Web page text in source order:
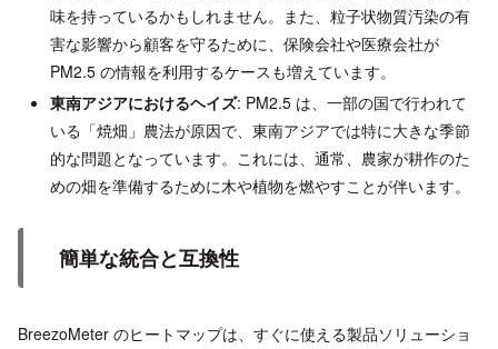
味を持っているかもしれません。また、粒子状物質汚染の有
害な影響から顧客を守るために、保険会社や医療会社が
PM2.5 の情報を利用するケースも増えています。
東南アジアにおけるヘイズ: PM2.5 は、一部の国で行われて
いる「焼畑」農法が原因で、東南アジアでは特に大きな季節
的な問題となっています。これには、通常、農家が耕作のた
めの畑を準備するために木や植物を燃やすことが伴います。
簡単な統合と互換性
BreezoMeter のヒートマップは、すぐに使える製品ソリューショ